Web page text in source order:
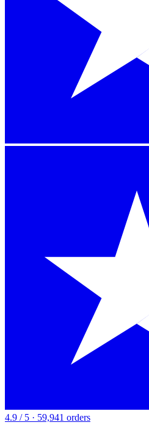
4.9 / 5 · 59,941 orders